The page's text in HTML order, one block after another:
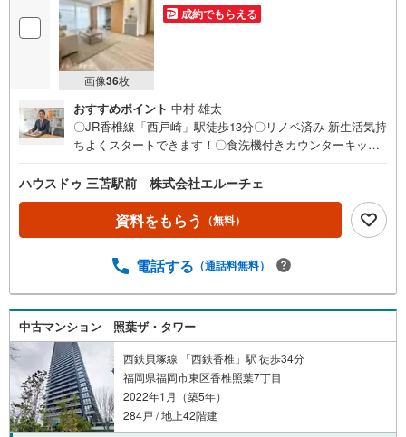
画像36枚
成約でもらえる
おすすめポイント 中村 雄太
〇JR香椎線「西戸崎」駅徒歩13分〇リノベ済み 新生活気持
ちよくスタートできます！〇食洗機付きカウンターキッチ
当たり良好〇アウトドア用品等収納可能なトランクルーム
〇オートロック・宅配ボックスつきマンション【お家のご
相談はハウスドゥ三苫駅前へ】東区の生活導線や周辺環境
を踏まえた“暮らしのイメージが湧くご提案”を心がけていま
ど、どんな段階でもお気軽にどうぞ。お客様のペースに寄
り添いながら、安心して住まい探しができるよう丁寧にサ
ポートいたします。
ハウスドゥ 三苫駅前 株式会社エルーチェ
資料をもらう （無料）
電話する （通話料無料）
中古マンション 照葉ザ・タワー
西鉄貝塚線 「西鉄香椎」駅 徒歩34分
福岡県福岡市東区香椎照葉7丁目
2022年1月（築5年）
284戸 / 地上42階建